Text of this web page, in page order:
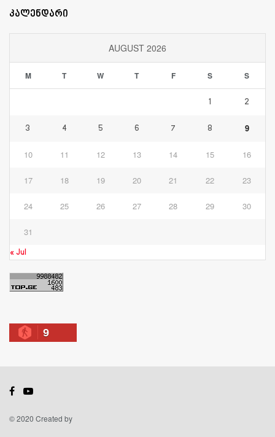
კალენდარი
AUGUST 2026
M T W T F S S
1 2
3 4 5 6 7 8 9
10 11 12 13 14 15 16
17 18 19 20 21 22 23
24 25 26 27 28 29 30
31
« Jul
9
© 2020 Created by